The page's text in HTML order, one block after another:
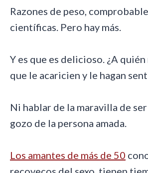
Razones de peso,
científicas. Pero hay más.
Y es que es delicioso. ¿A
que le acaricien y le hagan
Ni hablar de la maravilla de
gozo de la persona amada.
Los amantes de más de 50